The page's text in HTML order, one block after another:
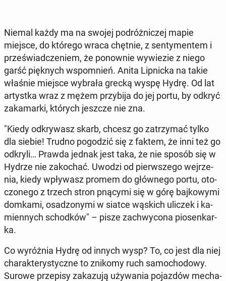
Niemal każdy ma na swojej po­dróż­ni­czej mapie
miejsce, do którego wraca chętnie, z sen­ty­men­tem i
prze­świad­cze­niem, że po­now­nie wy­wie­zie z niego
garść pięk­nych wspo­mnień. Anita Lip­nic­ka na takie
właśnie miejsce wybrała grecką wyspę Hydrę. Od lat
ar­tyst­ka wraz z mężem przy­bi­ja do jej portu, by odkryć
za­ka­mar­ki, których jeszcze nie zna.
"Kiedy od­kry­wasz skarb, chcesz go za­trzy­mać tylko
dla siebie! Trudno po­go­dzić się z faktem, że inni też go
odkryli… Prawda jednak jest taka, że nie sposób się w
Hydrze nie za­ko­chać. Uwodzi od pierw­sze­go wej­rze­
nia, kiedy wpły­wasz promem do głów­ne­go portu, oto­
czo­ne­go z trzech stron pnącymi się w górę baj­ko­wy­mi
domkami, osa­dzo­ny­mi w siatce wąskich uliczek i ka­
mien­nych schod­ków" – pisze za­chwy­co­na pio­sen­kar­
ka.
Co wy­róż­nia Hydrę od innych wysp? To, co jest dla niej
cha­rak­te­ry­stycz­ne to znikomy ruch sa­mo­cho­do­wy.
Surowe prze­pi­sy za­ka­zu­ją uży­wa­nia po­jaz­dów me­cha­